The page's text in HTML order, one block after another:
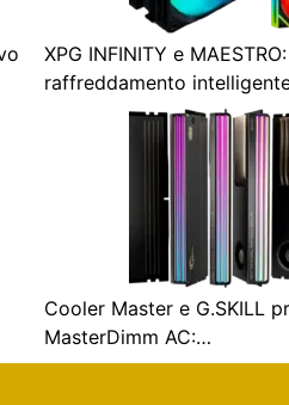
XPG INFINITY e MAESTRO:
raffreddamento
Cooler Master e G.SKILL
MasterDimm AC:…